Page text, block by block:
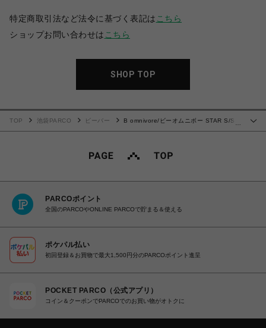
特定商取引法など法令に基づく表記は こちら
ショップお問い合わせは こちら
SHOP TOP
TOP 池袋PARCO ビーバー
B omnivore/ビーオムニボー STAR S/S
PARCOポイント
全国のPARCOやONLINE PARCOで貯まる＆使える
ポケパル払い
初回登録＆お買物で最大1,500円分のPARCOポイント進呈
POCKET PARCO（公式アプリ）
コイン＆クーポンでPARCOでのお買い物がオトクに